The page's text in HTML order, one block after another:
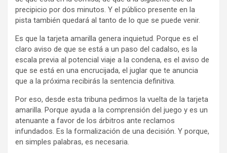
precipicio por dos minutos. Y el público presente en la
pista también quedará al tanto de lo que se puede venir.
Es que la tarjeta amarilla genera inquietud. Porque es el
claro aviso de que se está a un paso del cadalso, es la
escala previa al potencial viaje a la condena, es el aviso de
que se está en una encrucijada, el juglar que te anuncia
que a la próxima recibirás la sentencia definitiva.
Por eso, desde esta tribuna pedimos la vuelta de la tarjeta
amarilla. Porque ayuda a la comprensión del juego y es un
atenuante a favor de los árbitros ante reclamos
infundados. Es la formalización de una decisión. Y porque,
en simples palabras, es necesaria.